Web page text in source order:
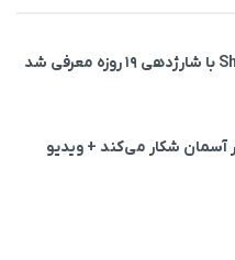
آسمان شکار می‌کند + ویدیو